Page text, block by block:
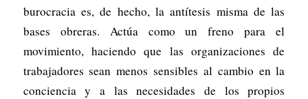
burocracia es, de hecho, la antítesis misma de las
bases obreras. Actúa como un freno para el
movimiento, haciendo que las organizaciones de
trabajadores sean menos sensibles al cambio en la
conciencia y a las necesidades de los propios